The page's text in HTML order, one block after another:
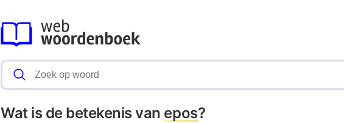
Wat is de betekenis van epos?